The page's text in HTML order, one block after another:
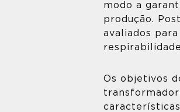
modo a
produção.
avaliados
Os objetivos